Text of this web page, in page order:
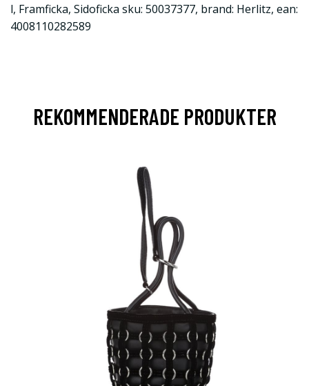
l, Framficka, Sidoficka sku: 50037377, brand: Herlitz, ean:
4008110282589
REKOMMENDERADE PRODUKTER